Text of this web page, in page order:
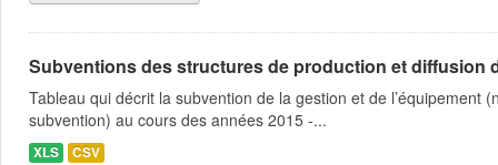
Subventions des structures de production et diffusion
Tableau qui décrit la subvention de la gestion et de
subvention) au cours des années 2015 -...
XLS CSV